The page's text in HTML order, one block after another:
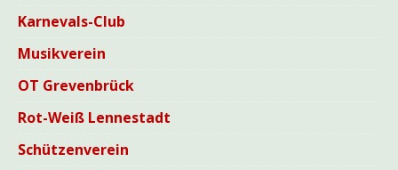
Karnevals-Club
Musikverein
OT Grevenbrück
Rot-Weiß Lennestadt
Schützenverein